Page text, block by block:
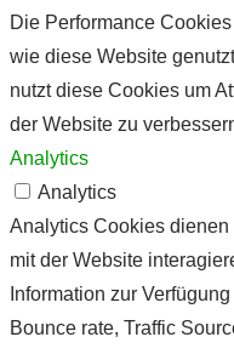
Die Performance
wie diese Website
nutzt diese Cookies um
der Website zu
Analytics
Analytics
Analytics Cookies
mit der Website
Information zur
Bounce rate, Traffic